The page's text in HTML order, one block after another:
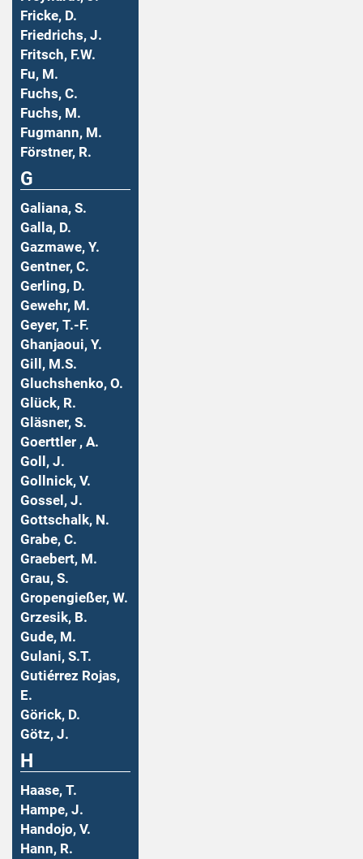
Fricke, D.
Friedrichs, J.
Fritsch, F.W.
Fu, M.
Fuchs, C.
Fuchs, M.
Fugmann, M.
Förstner, R.
G
Galiana, S.
Galla, D.
Gazmawe, Y.
Gentner, C.
Gerling, D.
Gewehr, M.
Geyer, T.-F.
Ghanjaoui, Y.
Gill, M.S.
Gluchshenko, O.
Glück, R.
Gläsner, S.
Goerttler , A.
Goll, J.
Gollnick, V.
Gossel, J.
Gottschalk, N.
Grabe, C.
Graebert, M.
Grau, S.
Gropengießer, W.
Grzesik, B.
Gude, M.
Gulani, S.T.
Gutiérrez Rojas,
E.
Görick, D.
Götz, J.
H
Haase, T.
Hampe, J.
Handojo, V.
Hann, R.